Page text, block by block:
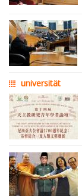
universität